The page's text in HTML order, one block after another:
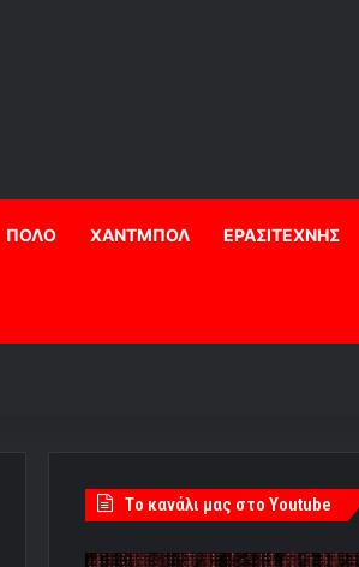
ΠΟΛΟ ΧΑΝΤΜΠΟΛ ΕΡΑΣΙΤΕΧΝΗΣ
Tο κανάλι μας στο Youtube